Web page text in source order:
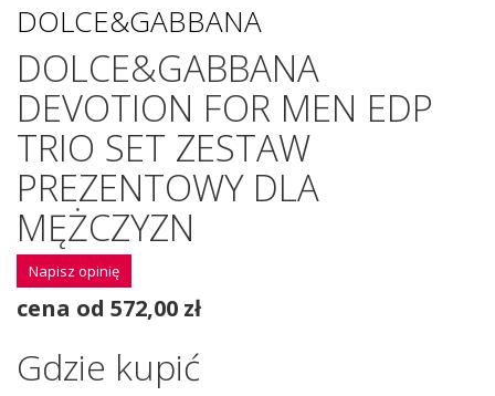
DOLCE&GABBANA
DOLCE&GABBANA
DEVOTION FOR MEN EDP
TRIO SET ZESTAW
PREZENTOWY DLA
MĘŻCZYZN
Napisz opinię
cena od 572,00 zł
Gdzie kupić